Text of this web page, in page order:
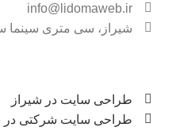
info@lidomaweb.ir
شیراز، سی متری سینما
طراحی سایت در شیراز
طراحی سایت شرکتی در